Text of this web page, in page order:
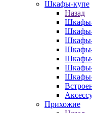
Шкафы-купе
Назад
Шкафы-
Шкафы-
Шкафы-
Шкафы-
Шкафы-
Прихожие